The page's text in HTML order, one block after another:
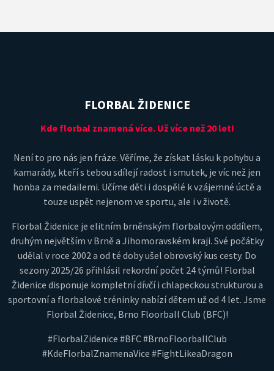
FLORBAL ŽIDENICE
Kde florbal znamená více. Už více než 20 let!
Není to pro nás jen fráze. Věříme, že získat lásku k pohybu a
kamarády, kteří s tebou sdílejí radost i smutek, je víc než jen
honba za medailemi. Učíme děti i dospělé k vzájemné úctě a
touze uspět nejenom ve sportu, ale i v životě.
Florbal Židenice je elitním brněnským florbalovým oddílem,
druhým největším v Brně a Jihomoravském kraji. Své počátky
udělal v roce 2002 a od té doby ušel obrovský kus cesty. Do
sezony 2025/26 přihlásil rekordní počet 24 týmů! Florbal
Židenice disponuje kompletní dívčí i chlapeckou strukturou a
sportovní a florbalové tréninky nabízí dětem už od 4 let. Jsme
Florbal Židenice, Brno Floorball Club (BFC)!
#FlorbalZidenice #BFC #BrnoFloorballClub
#KdeFlorbalZnamenaVice #FightLikeaDragon